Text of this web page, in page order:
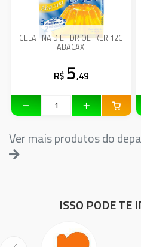
GELATINA DIET DR OETKER 12G
ABACAXI
R$ 5,49
Ver mais produtos do
ISSO PODE TE